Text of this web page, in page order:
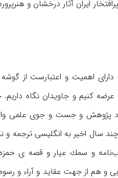
ایران آثار درخشان و
دارای اهمیت و اعتبارست از
کنیم و جاویدان نگاه داریم.
پژوهش و جست و جوی علمی
سال اخیر به انگلیسی ترجمه و
و سمك عیار و قصه ی
و هم از جهت عقاید و آراء و